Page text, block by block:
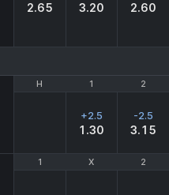
2.65 3.20 2.60
H 1 2
H 1 2
+2.5
1.30
-2.5
3.15
1 X 2
1 X 2